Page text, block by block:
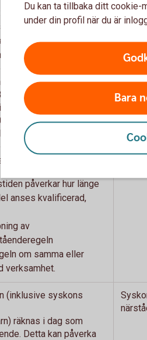
utdelningsutrymme
SLR + 3 procent
helt.
två olika takbelopp:
254 000 kr) för
IBB (8 060 000 kr) för
De
på 5 kalenderår.
påverkar hur länge
anses kvalificerad,
av
om samma eller
verksamhet.
(inklusive syskons
räknas i dag som
Detta kan påverka
Du kan ta tillbaka ditt cookie-
under din profil när du är
Bara